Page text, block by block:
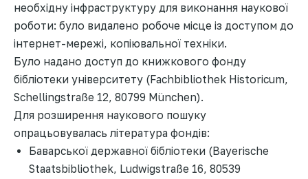
необхідну інфраструктуру для виконання наукової
роботи: було видалено робоче місце із доступом до
інтернет-мережі, копіювальної техніки.
Було надано доступ до книжкового фонду
бібліотеки університету (Fachbibliothek Historicum,
Schellingstraße 12, 80799 München).
Для розширення наукового пошуку
опрацьовувалась література фондів:
Баварської державної бібліотеки (Bayerische
Staatsbibliothek, Ludwigstraße 16, 80539